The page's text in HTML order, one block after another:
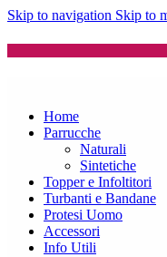
Skip to navigation Skip to
Home
Parrucche
Naturali
Sintetiche
Topper e Infoltitori
Turbanti e Bandane
Protesi Uomo
Accessori
Info Utili